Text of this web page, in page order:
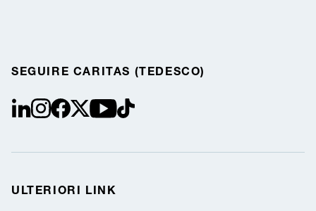
SEGUIRE CARITAS (TEDESCO)
linkedininstagram
facebookTwitter / X
youtube
tiktok
ULTERIORI LINK